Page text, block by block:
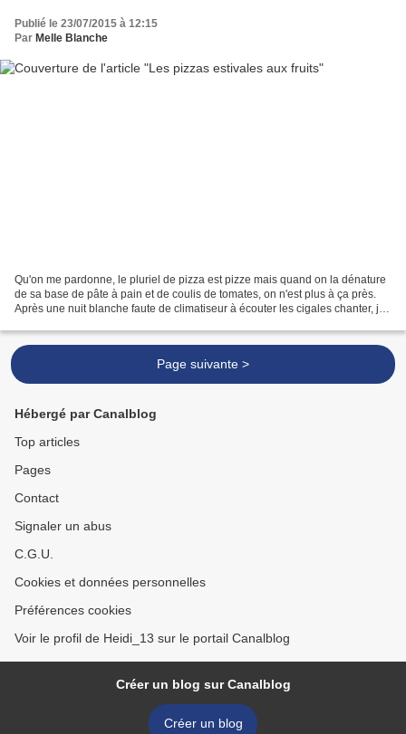
Publié le 23/07/2015 à 12:15
Par Melle Blanche
Qu'on me pardonne, le pluriel de pizza est pizze mais quand on la dénature
de sa base de pâte à pain et de coulis de tomates, on n'est plus à ça près.
Après une nuit blanche faute de climatiseur à écouter les cigales chanter, je
Page suivante >
Hébergé par Canalblog
Top articles
Pages
Contact
Signaler un abus
C.G.U.
Cookies et données personnelles
Préférences cookies
Voir le profil de Heidi_13 sur le portail Canalblog
Créer un blog sur Canalblog
Créer un blog